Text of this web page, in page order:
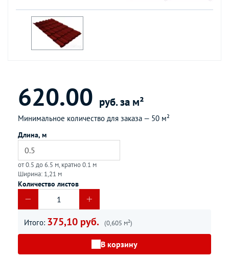
620.00 руб. за м²
Минимальное количество для заказа — 50 м²
Длина, м
от 0.5 до 6.5 м, кратно 0.1 м
Ширина: 1,21 м
Количество листов
Итого: 375,10 руб. (0,605 м²)
В корзину